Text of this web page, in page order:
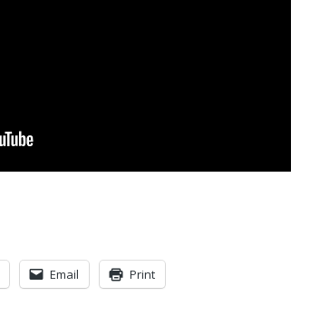
Email Print